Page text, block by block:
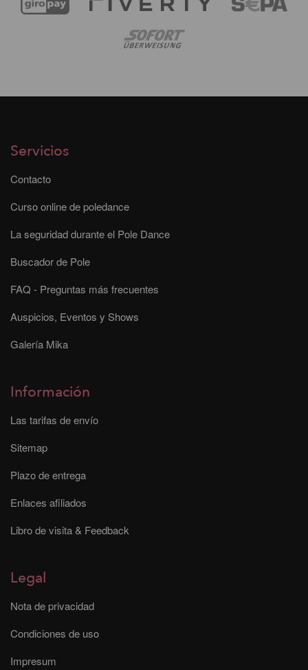
Servicios
Contacto
Curso online de poledance
La seguridad durante el Pole Dance
Buscador de Pole
FAQ - Preguntas más frecuentes
Auspicios, Eventos y Shows
Galería Mika
Información
Las tarifas de envío
Sitemap
Plazo de entrega
Enlaces afiliados
Libro de visita & Feedback
Legal
Nota de privacidad
Condiciones de uso
Impresum